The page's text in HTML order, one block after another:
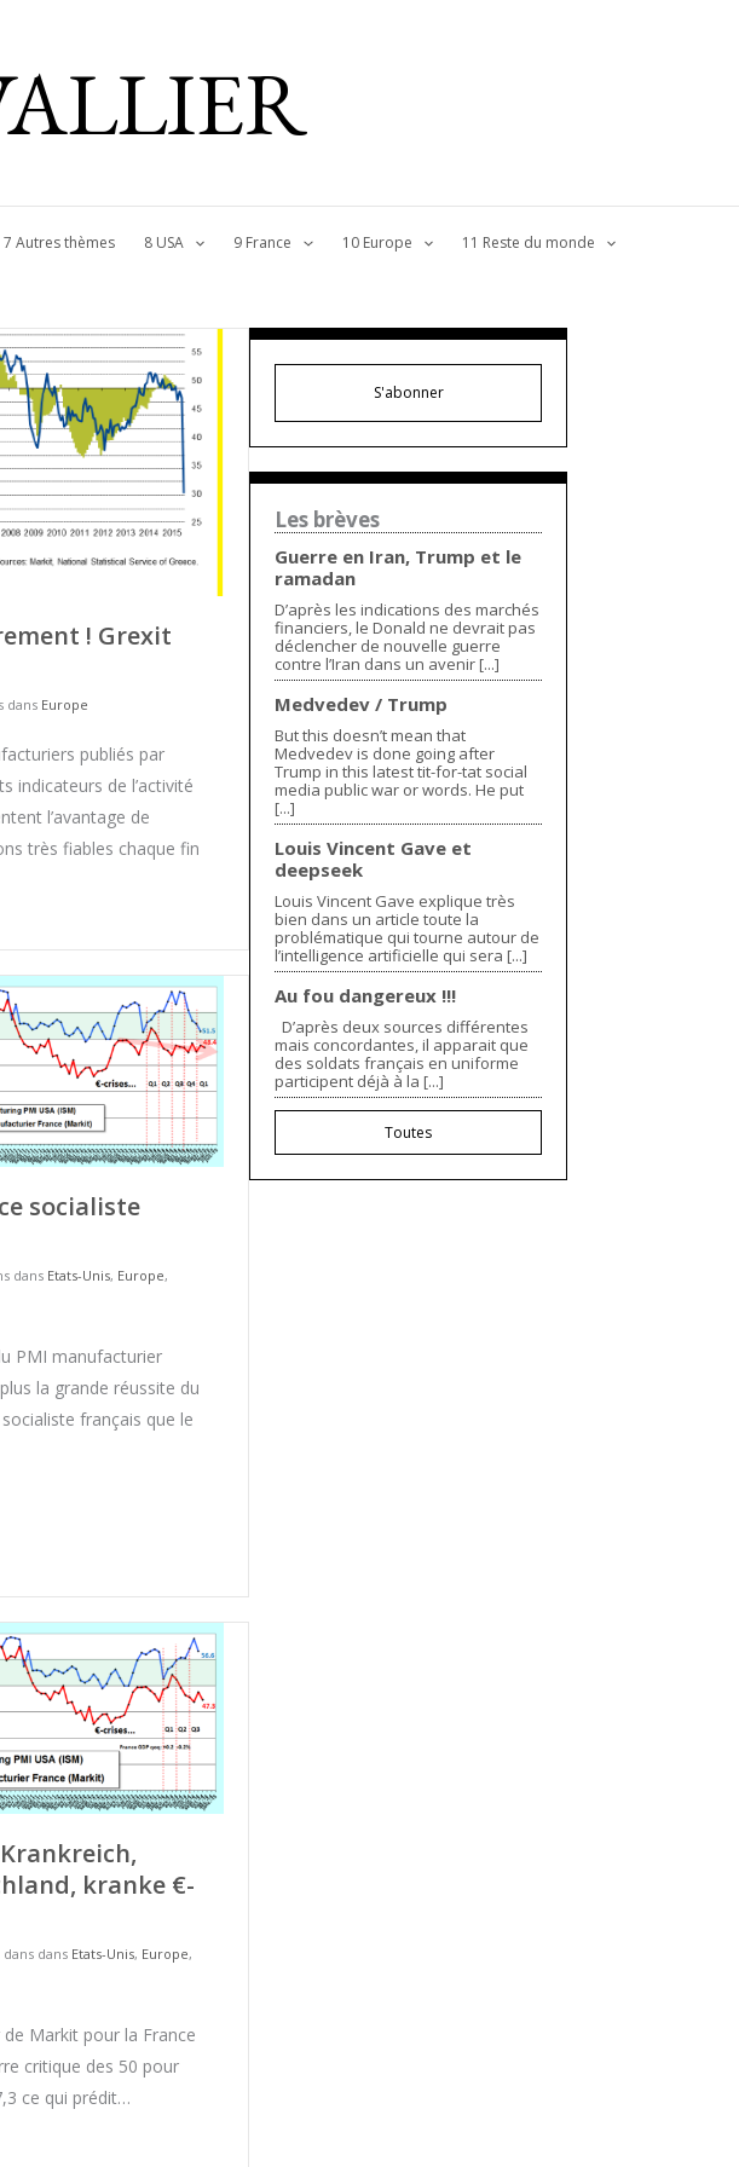
7 Autres thèmes 8 USA 9 France 10 Europe 11 Reste du monde
! Grexit
dans Europe
publiés par
indicateurs de l’activité
l’avantage de
très fiables chaque fin
socialiste
dans Etats-Unis, Europe,
PMI manufacturier
la grande réussite du
français que le
kranke €-
dans dans Etats-Unis, Europe,
Markit pour la France
critique des 50 pour
ce qui prédit…
S'abonner
Les brèves
Guerre en Iran, Trump et le
ramadan
D’après les indications des marchés
financiers, le Donald ne devrait pas
déclencher de nouvelle guerre
contre l’Iran dans un avenir [...]
Medvedev / Trump
But this doesn’t mean that
Medvedev is done going after
Trump in this latest tit-for-tat social
media public war or words. He put
[...]
Louis Vincent Gave et
deepseek
Louis Vincent Gave explique très
bien dans un article toute la
problématique qui tourne autour de
l’intelligence artificielle qui sera [...]
Au fou dangereux !!!
D’après deux sources différentes
mais concordantes, il apparait que
des soldats français en uniforme
participent déjà à la [...]
Toutes